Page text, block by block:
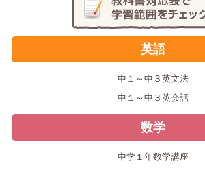
英語
中１～中３英文法
中１～中３英会話
数学
中学１年数学講座